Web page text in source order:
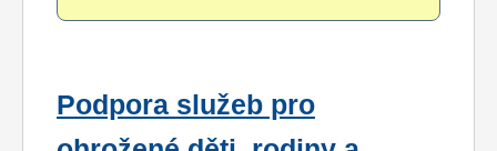
Podpora služeb pro